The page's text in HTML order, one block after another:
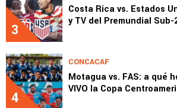
3
Costa Rica vs. Estados
y TV del Premundial Sub-
4
CONCACAF
Motagua vs. FAS: a qué
VIVO la Copa